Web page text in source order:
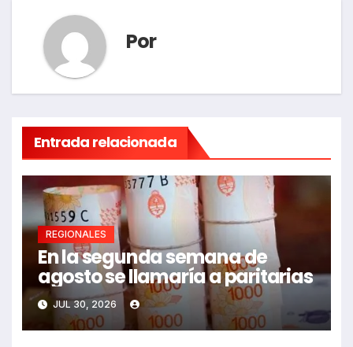
Por
Entrada relacionada
REGIONALES
En la segunda semana de
agosto se llamaría a paritarias
JUL 30, 2026